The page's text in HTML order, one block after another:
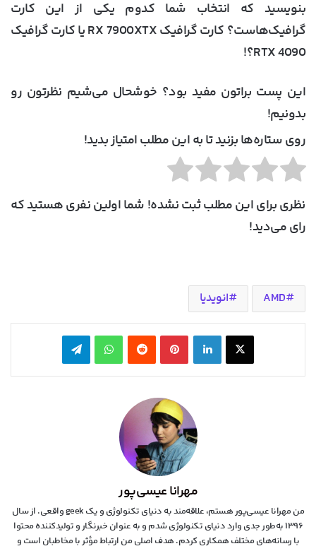
بنویسید که انتخاب شما کدوم یکی از این کارت
گرافیک‌هاست؟ کارت گرافیک RX 7900XTX یا کارت گرافیک
RTX 4090؟!
این پست براتون مفید بود؟ خوشحال می‌شیم نظرتون رو
بدونیم!
روی ستاره‌ها بزنید تا به این مطلب امتیاز بدید!
نظری برای این مطلب ثبت نشده! شما اولین نفری هستید که
رای می‌دید!
AMD انویدیا
X لینکدین ‫پین‌ترست‫رددیت واتس آپ تلگرام
مهرانا عیسی‌پور
من مهرانا عیسی‌پور هستم، علاقه‌مند به دنیای تکنولوژی و یک geek واقعی. از سال
۱۳۹۶ به‌طور جدی وارد دنیای تکنولوژی شدم و به عنوان خبرنگار و تولیدکننده محتوا
با رسانه‌های مختلف همکاری کردم. هدف اصلی من ارتباط مؤثر با مخاطبان است و